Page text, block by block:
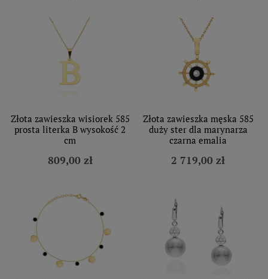
Złota zawieszka wisiorek 585
prosta literka B wysokość 2
cm
809,00 zł
Złota zawieszka męska 585
duży ster dla marynarza
czarna emalia
2 719,00 zł